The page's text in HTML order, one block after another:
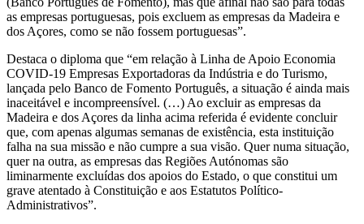
as empresas portuguesas, pois excluem as empresas da Madeira e
dos Açores, como se não fossem portuguesas”.
Destaca o diploma que “em relação à Linha de Apoio Economia
COVID-19 Empresas Exportadoras da Indústria e do Turismo,
lançada pelo Banco de Fomento Português, a situação é ainda mais
inaceitável e incompreensível. (…) Ao excluir as empresas da
Madeira e dos Açores da linha acima referida é evidente concluir
que, com apenas algumas semanas de existência, esta instituição
falha na sua missão e não cumpre a sua visão. Quer numa situação,
quer na outra, as empresas das Regiões Autónomas são
liminarmente excluídas dos apoios do Estado, o que constitui um
grave atentado à Constituição e aos Estatutos Político-
Administrativos”.